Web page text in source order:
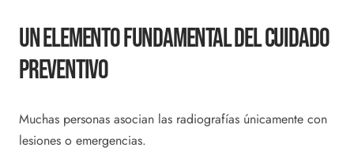
Un Elemento Fundamental Del Cuidado
Preventivo
Muchas personas asocian las radiografías únicamente con
lesiones o emergencias.